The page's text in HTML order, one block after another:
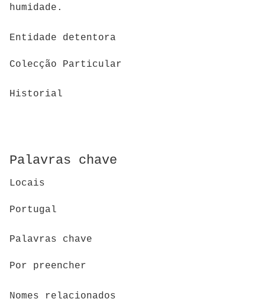
humidade.
Entidade detentora
Colecção Particular
Historial
Palavras chave
Locais
Portugal
Palavras chave
Por preencher
Nomes relacionados